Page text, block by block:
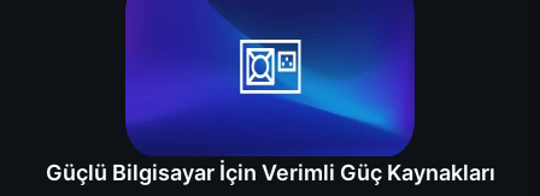
Güçlü Bilgisayar İçin Verimli Güç Kaynakları